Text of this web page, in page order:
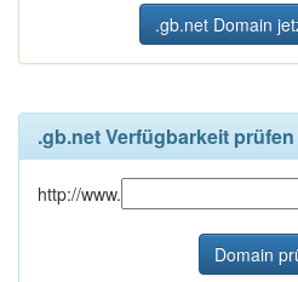
.gb.net Domain
.gb.net Verfügbarkeit
http://www.